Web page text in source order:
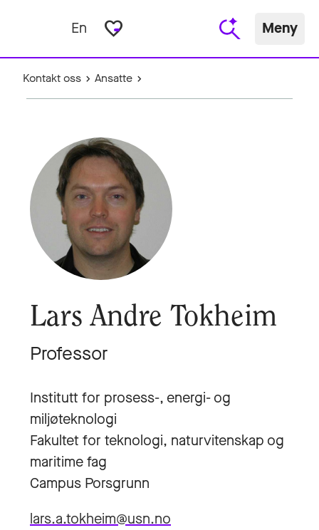
En favorite_border Meny
Kontakt oss Ansatte
Lars Andre Tokheim
Professor
Institutt for prosess-, energi- og
miljøteknologi
Fakultet for teknologi, naturvitenskap og
maritime fag
Campus Porsgrunn
lars.a.tokheim@usn.no